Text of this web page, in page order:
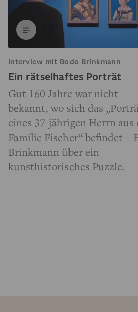
Interview mit Bodo Brinkmann
Ein rätselhaftes Porträt
Gut 160 Jahre war nicht
bekannt, wo sich das
eines 37-jährigen Herrn aus
Familie Fischer“ befindet –
Brinkmann über ein
kunsthistorisches Puzzle.